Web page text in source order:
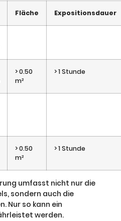
Fläche Expositionsdauer
> 0.50
m²
> 1 Stunde
> 0.50
m²
> 1 Stunde
umfasst nicht nur die
sondern auch die
Nur so kann ein
werden.